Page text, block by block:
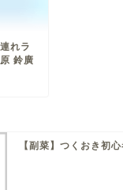
れラ
鈴廣
【副菜】つくおき初